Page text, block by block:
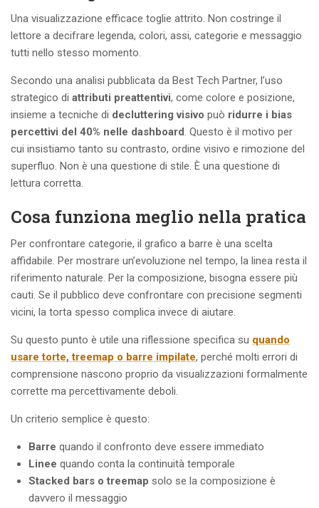
Una visualizzazione efficace toglie attrito. Non costringe il
lettore a decifrare legenda, colori, assi, categorie e messaggio
tutti nello stesso momento.
Secondo una analisi pubblicata da Best Tech Partner, l’uso
strategico di attributi preattentivi, come colore e posizione,
insieme a tecniche di decluttering visivo può ridurre i bias
percettivi del 40% nelle dashboard. Questo è il motivo per
cui insistiamo tanto su contrasto, ordine visivo e rimozione del
superfluo. Non è una questione di stile. È una questione di
lettura corretta.
Cosa funziona meglio nella pratica
Per confrontare categorie, il grafico a barre è una scelta
affidabile. Per mostrare un’evoluzione nel tempo, la linea resta il
riferimento naturale. Per la composizione, bisogna essere più
cauti. Se il pubblico deve confrontare con precisione segmenti
vicini, la torta spesso complica invece di aiutare.
Su questo punto è utile una riflessione specifica su quando
usare torte, treemap o barre impilate, perché molti errori di
comprensione nascono proprio da visualizzazioni formalmente
corrette ma percettivamente deboli.
Un criterio semplice è questo:
Barre quando il confronto deve essere immediato
Linee quando conta la continuità temporale
Stacked bars o treemap solo se la composizione è
davvero il messaggio